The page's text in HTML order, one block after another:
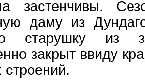
застенчивы.
даму из
старушку из
закрыт ввиду
строений.